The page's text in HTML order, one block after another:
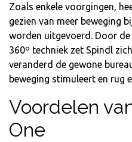
Zoals enkele voorgingen,
gezien van meer beweging
worden uitgevoerd. Door
360º techniek zet Spindl
veranderd de gewone
beweging stimuleert en rug
Voordelen
One